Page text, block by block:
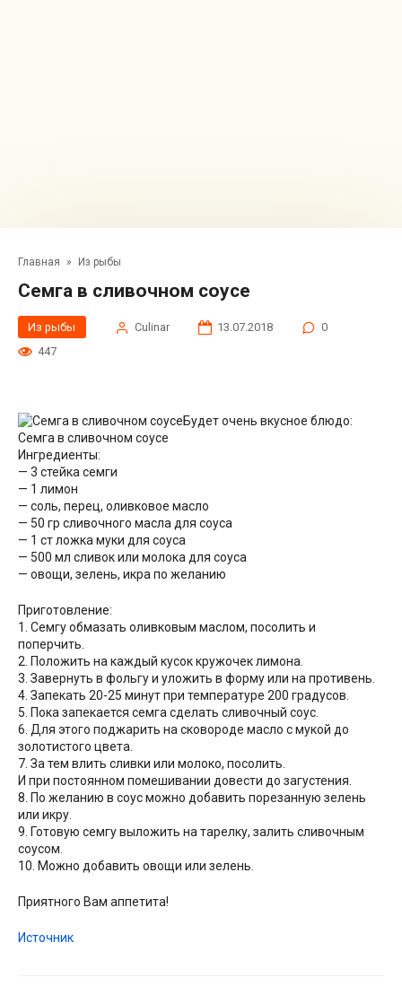
Главная » Из рыбы
Семга в сливочном соусе
Из рыбы Сulinar 13.07.2018
0
447
Будет очень вкусное блюдо:
Семга в сливочном соусе
Ингредиенты:
— 3 стейка семги
— 1 лимон
— соль, перец, оливковое масло
— 50 гр сливочного масла для соуса
— 1 ст ложка муки для соуса
— 500 мл сливок или молока для соуса
— овощи, зелень, икра по желанию
Приготовление:
1. Семгу обмазать оливковым маслом, посолить и
поперчить.
2. Положить на каждый кусок кружочек лимона.
3. Завернуть в фольгу и уложить в форму или на противень.
4. Запекать 20-25 минут при температуре 200 градусов.
5. Пока запекается семга сделать сливочный соус.
6. Для этого поджарить на сковороде масло с мукой до
золотистого цвета.
7. За тем влить сливки или молоко, посолить.
И при постоянном помешивании довести до загустения.
8. По желанию в соус можно добавить порезанную зелень
или икру.
9. Готовую семгу выложить на тарелку, залить сливочным
соусом.
10. Можно добавить овощи или зелень.
Приятного Вам аппетита!
Источник